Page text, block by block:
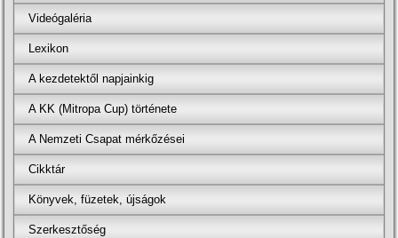
Videógaléria
Lexikon
A kezdetektől napjainkig
A KK (Mitropa Cup) története
A Nemzeti Csapat mérkőzései
Cikktár
Könyvek, füzetek, újságok
Szerkesztőség